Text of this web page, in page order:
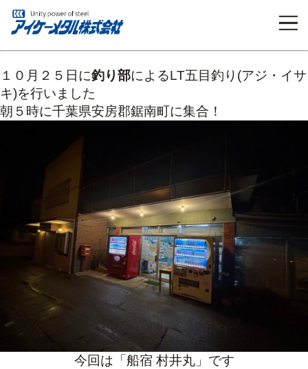
１０月２５日に釣り部によるLT五目釣り(アジ・イサ
キ)を行いました
朝５時に千葉県安房郡鋸南町に集合！
今回は「船宿 村井丸」です